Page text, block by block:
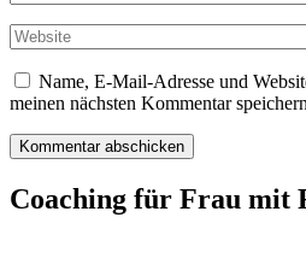
Mail
Website
Name, E-Mail-Adresse und
meinen nächsten Kommentar
Coaching für Frau mit